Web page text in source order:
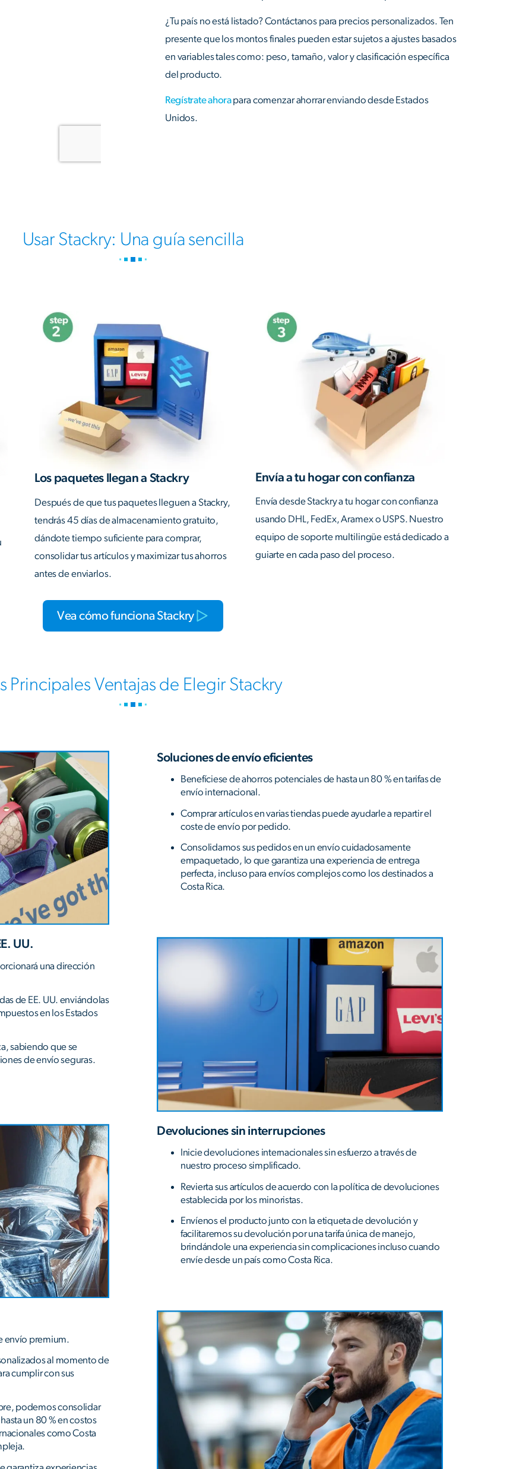
¿Tu país no está listado? Contáctanos para precios personalizados. Ten
presente que los montos finales pueden estar sujetos a ajustes basados ​​
en variables tales como: peso, tamaño, valor y clasificación específica
del producto.
Regístrate ahorapara comenzar ahorrar enviando desde Estados
Unidos.
Usar Stackry: Una guía sencilla
Los paquetes llegan a Stackry
Después de que tus paquetes lleguen a Stackry,
tendrás 45 días de almacenamiento gratuito,
dándote tiempo suficiente para comprar,
consolidar tus artículos y maximizar tus ahorros
antes de enviarlos.
Envía a tu hogar con confianza
Envía desde Stackry a tu hogar con confianza
usando DHL, FedEx, Aramex o USPS. Nuestro
equipo de soporte multilingüe está dedicado a
guiarte en cada paso del proceso.
Vea cómo funciona Stackry
Principales Ventajas de Elegir Stackry
Soluciones de envío eficientes
Benefíciese de ahorros potenciales de hasta un 80 % en tarifas de
envío internacional.
Comprar artículos en varias tiendas puede ayudarle a repartir el
coste de envío por pedido.
Consolidamos sus pedidos en un envío cuidadosamente
empaquetado, lo que garantiza una experiencia de entrega
perfecta, incluso para envíos complejos como los destinados a
Costa Rica.
UU.
una dirección
de EE. UU. enviándolas
en los Estados
sabiendo que se
de envío seguras.
Devoluciones sin interrupciones
Inicie devoluciones internacionales sin esfuerzo a través de
nuestro proceso simplificado.
Revierta sus artículos de acuerdo con la política de devoluciones
establecida por los minoristas.
Envíenos el producto junto con la etiqueta de devolución y
facilitaremos su devolución por una tarifa única de manejo,
brindándole una experiencia sin complicaciones incluso cuando
envíe desde un país como Costa Rica.
envío premium.
al momento de
cumplir con sus
podemos consolidar
un 80 % en costos
como Costa